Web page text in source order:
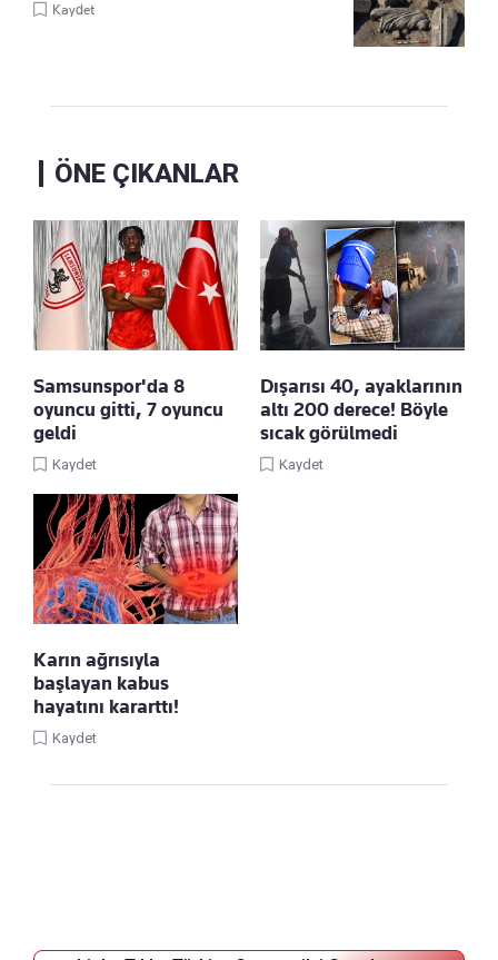
Kaydet
ÖNE ÇIKANLAR
Samsunspor'da 8
oyuncu gitti, 7 oyuncu
geldi
Kaydet
Dışarısı 40, ayaklarının
altı 200 derece! Böyle
sıcak görülmedi
Kaydet
Karın ağrısıyla
başlayan kabus
hayatını kararttı!
Kaydet